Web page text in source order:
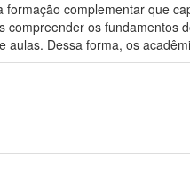
complementar que
compreender os fundamentos
aulas. Dessa forma, os